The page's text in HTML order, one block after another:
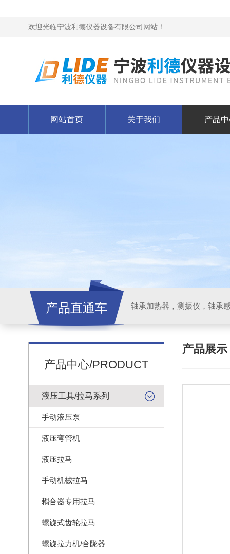
欢迎光临宁波利德仪器设备有限公司网站！
网站首页 关于我们 产品
产品直通车 轴承加热器，测振仪，轴承
产品中心/PRODUCT
液压工具/拉马系列
手动液压泵
液压弯管机
液压拉马
手动机械拉马
耦合器专用拉马
螺旋式齿轮拉马
螺旋拉力机/合陇器
产品展示